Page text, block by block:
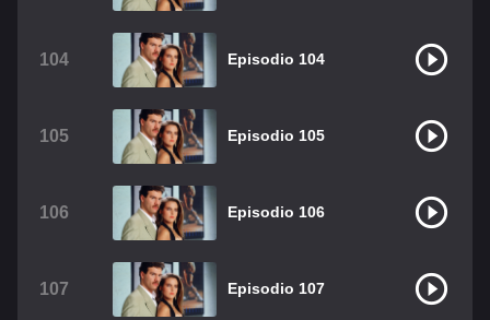
104 Episodio 104
105 Episodio 105
106 Episodio 106
107 Episodio 107